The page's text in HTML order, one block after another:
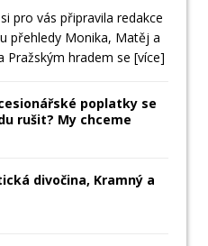
pro vás připravila redakce
přehledy Monika, Matěj a
Pražským hradem se [více]
poplatky se
rušit? My chceme
divočina, Kramný a